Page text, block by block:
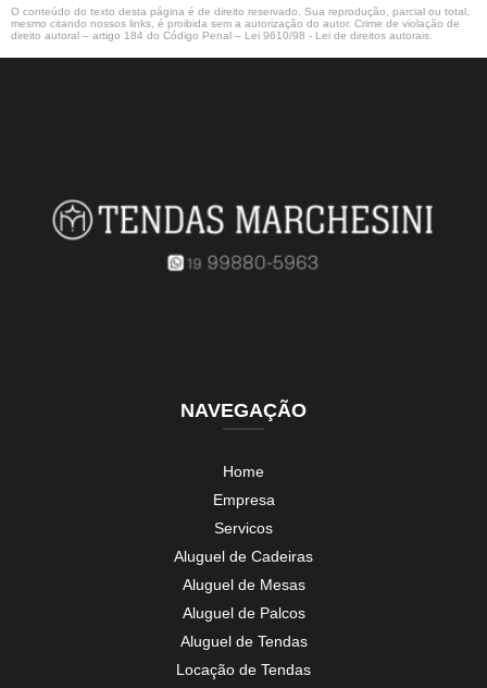
O conteúdo do texto desta página é de direito reservado. Sua reprodução, parcial ou total,
mesmo citando nossos links, é proibida sem a autorização do autor. Crime de violação de
direito autoral – artigo 184 do Código Penal – Lei 9610/98 - Lei de direitos autorais
NAVEGAÇÃO
Home
Empresa
Servicos
Aluguel de Cadeiras
Aluguel de Mesas
Aluguel de Palcos
Aluguel de Tendas
Locação de Tendas